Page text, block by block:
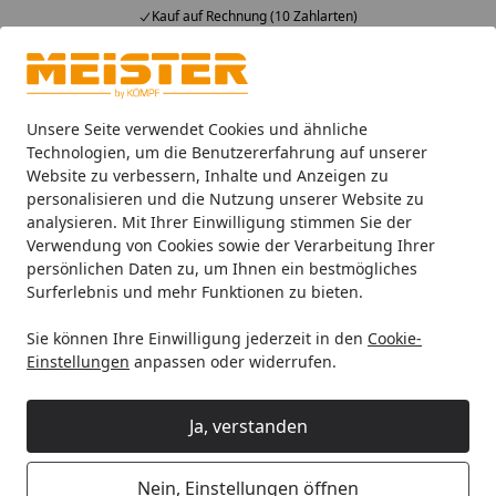
Unsere Seite verwendet Cookies und ähnliche
Technologien, um die Benutzererfahrung auf unserer
Website zu verbessern, Inhalte und Anzeigen zu
personalisieren und die Nutzung unserer Website zu
analysieren. Mit Ihrer Einwilligung stimmen Sie der
Verwendung von Cookies sowie der Verarbeitung Ihrer
persönlichen Daten zu, um Ihnen ein bestmögliches
Surferlebnis und mehr Funktionen zu bieten.
Sie können Ihre Einwilligung jederzeit in den Cookie-
Einstellungen anpassen oder widerrufen.
Ja, verstanden
Nein, Einstellungen öffnen
Kauf auf Rechnung (10 Zahlarten)
Alle Produkte
Mein Konto
Suchen
Startseite
HANDMUSTER MEISTER Designboden pro DD 250 Tacoma
HANDMUSTER MEISTER
Designboden pro DD 250 Tacoma
Oak 07454